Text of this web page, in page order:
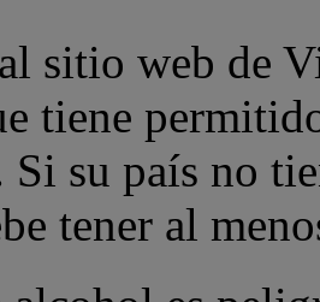
sitio web de
tiene
su país no
tener al